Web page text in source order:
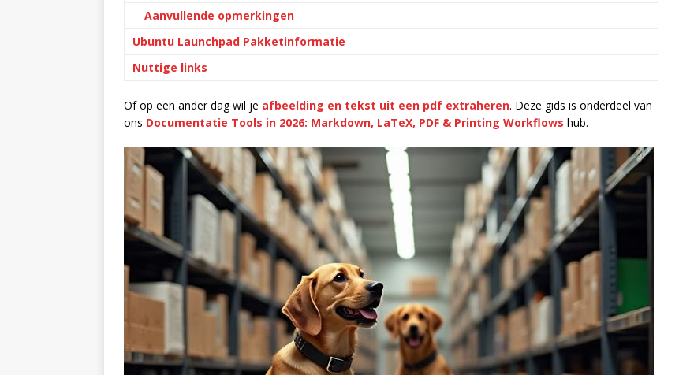
Aanvullende opmerkingen
Ubuntu Launchpad Pakketinformatie
Nuttige links
Of op een ander dag wil je afbeelding en tekst uit een pdf extraheren. Deze gids is onderdeel van
ons Documentatie Tools in 2026: Markdown, LaTeX, PDF & Printing Workflows hub.